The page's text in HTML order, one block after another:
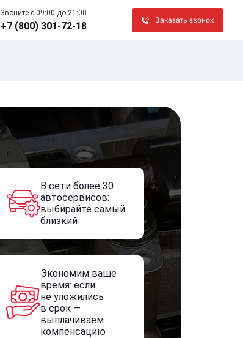
Звоните c 09:00 до 21:00
+7 (800) 301-72-18
Заказать звонок
В сети более 30
автосервисов:
выбирайте самый
близкий
Экономим ваше
время: если
не уложились
в срок —
выплачиваем
компенсацию